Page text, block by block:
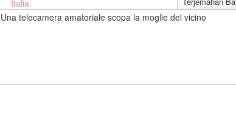
Italia
Una telecamera amatoriale scopa la moglie del vicino